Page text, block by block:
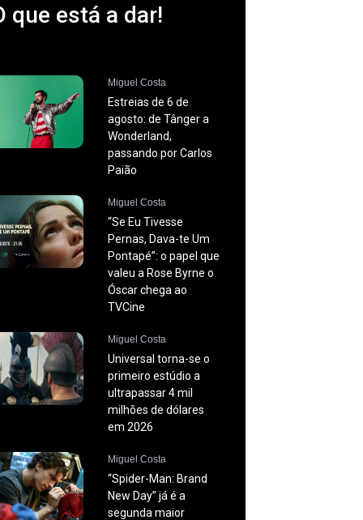
que está a dar!
Miguel Costa
Estreias de 6 de
agosto: de Tânger a
Wonderland,
passando por Carlos
Paião
Miguel Costa
“Se Eu Tivesse
Pernas, Dava-te Um
Pontapé”: o papel que
valeu a Rose Byrne o
Óscar chega ao
TVCine
Miguel Costa
Universal torna-se o
primeiro estúdio a
ultrapassar 4 mil
milhões de dólares
em 2026
Miguel Costa
“Spider-Man: Brand
New Day” já é a
segunda maior